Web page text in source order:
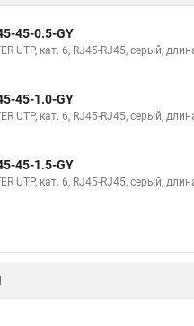
45-0.5-GY
UTP, кат. 6, RJ45-RJ45, серый,
45-1.0-GY
UTP, кат. 6, RJ45-RJ45, серый,
45-1.5-GY
UTP, кат. 6, RJ45-RJ45, серый,